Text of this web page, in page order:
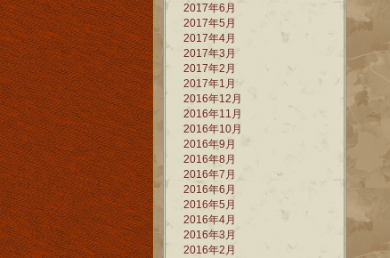
2017年6月
2017年5月
2017年4月
2017年3月
2017年2月
2017年1月
2016年12月
2016年11月
2016年10月
2016年9月
2016年8月
2016年7月
2016年6月
2016年5月
2016年4月
2016年3月
2016年2月